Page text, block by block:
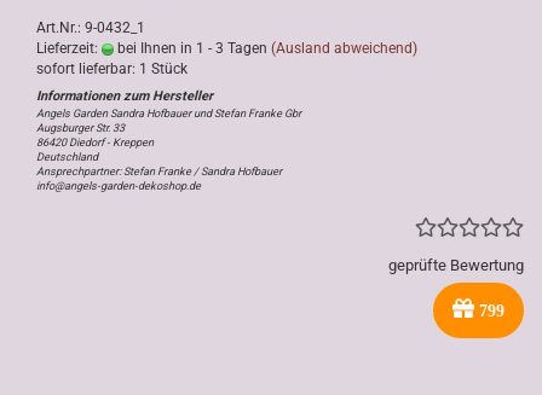
Art.Nr.: 9-0432_1
Lieferzeit:
bei Ihnen in 1 - 3 Tagen (Ausland abweichend)
sofort lieferbar: 1 Stück
Angels Garden Sandra Hofbauer und Stefan Franke Gbr
Augsburger Str. 33
86420 Diedorf - Kreppen
Deutschland
Ansprechpartner: Stefan Franke / Sandra Hofbauer
info@angels-garden-dekoshop.de
geprüfte Bewertung
799